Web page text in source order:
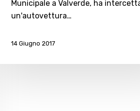
Municipale a Valverde, ha
un'autovettura…
14 Giugno 2017